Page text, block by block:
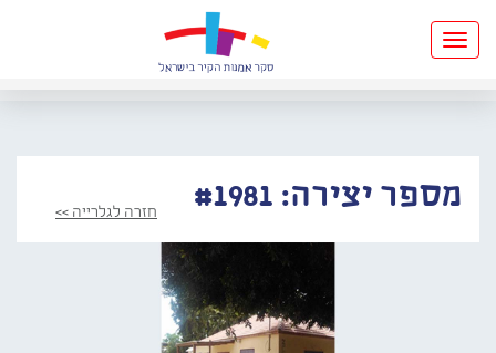
Toggle
navigation
מספר יצירה: #1981 חזרה לגלרייה >>